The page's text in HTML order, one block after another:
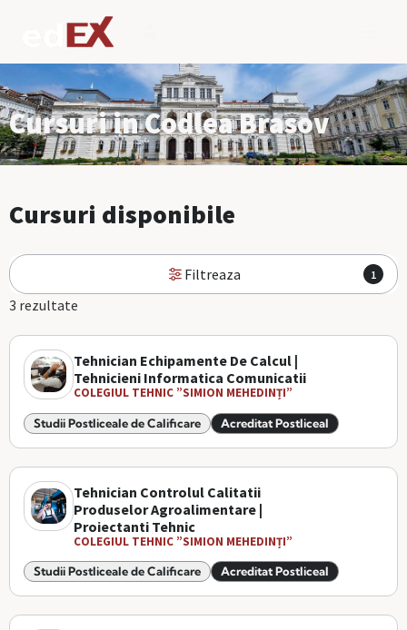
Cursuri in Codlea Brasov
Cursuri disponibile
Filtreaza 1
3 rezultate
Tehnician Echipamente De Calcul |
Tehnicieni Informatica Comunicatii
COLEGIUL TEHNIC ”SIMION MEHEDINȚI”
Studii Postliceale de Calificare Acreditat Postliceal
Tehnician Controlul Calitatii
Produselor Agroalimentare |
Proiectanti Tehnic
COLEGIUL TEHNIC ”SIMION MEHEDINȚI”
Studii Postliceale de Calificare Acreditat Postliceal